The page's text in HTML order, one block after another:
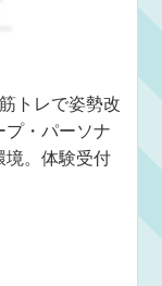
トレで姿勢改
プ・パーソナ
境。体験受付